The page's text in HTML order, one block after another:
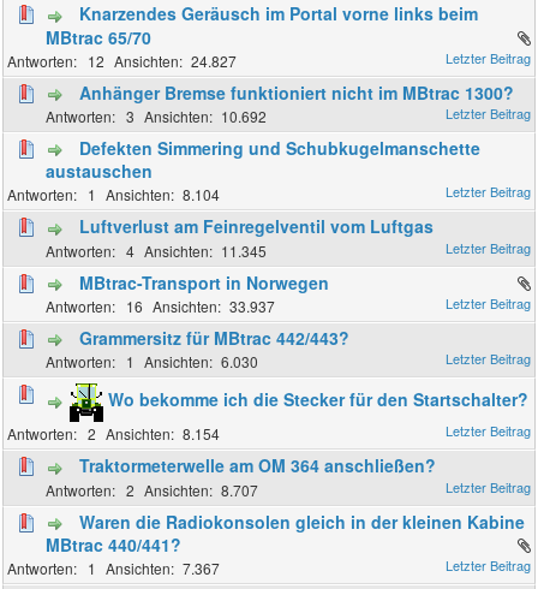
Knarzendes Geräusch im Portal vorne links beim
MBtrac 65/70
12 24.827
Anhänger Bremse funktioniert nicht im MBtrac 1300?
3 10.692
Defekten Simmering und Schubkugelmanschette
austauschen
1 8.104
Luftverlust am Feinregelventil vom Luftgas
4 11.345
MBtrac-Transport in Norwegen
16 33.937
Grammersitz für MBtrac 442/443?
1 6.030
Wo bekomme ich die Stecker für den Startschalter?
2 8.154
Traktormeterwelle am OM 364 anschließen?
2 8.707
Waren die Radiokonsolen gleich in der kleinen Kabine
MBtrac 440/441?
1 7.367